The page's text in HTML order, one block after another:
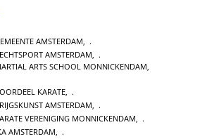
AMSTERDAM
AMSTERDAM
ARTS SCHOOL MONNICKENDAM
KARATE
AMSTERDAM
VERENIGING MONNICKENDAM
AMSTERDAM,